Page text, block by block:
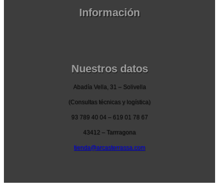
Información
Nuestros datos
Abadía Vella, 31 – Solivella
(Consultas técnicas y logística)
93 789 40 04 – 619 01 78 67
43412 – Tarrragona
tienda@arcasterrassa.com